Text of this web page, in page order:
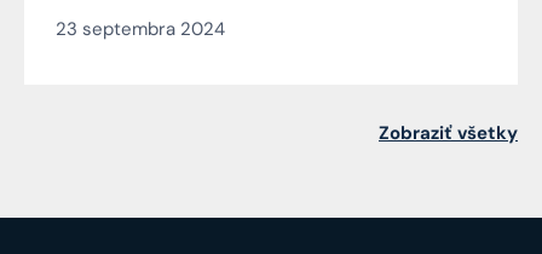
Čarnogurského
23 septembra 2024
Zobraziť všetky